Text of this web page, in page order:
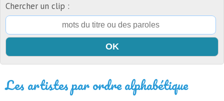
Chercher un clip :
Les artistes par ordre alphabétique